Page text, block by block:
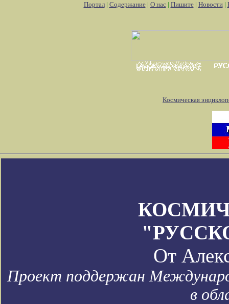
Портал| Содержание| О нас| Пишите| Новости|
Космическая
От
Проект поддержан
в